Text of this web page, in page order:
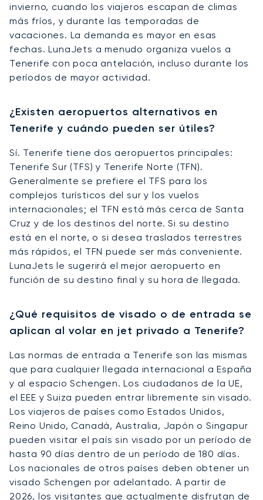
invierno, cuando los viajeros escapan de climas
más fríos, y durante las temporadas de
vacaciones. La demanda es mayor en esas
fechas. LunaJets a menudo organiza vuelos a
Tenerife con poca antelación, incluso durante los
períodos de mayor actividad.
¿Existen aeropuertos alternativos en
Tenerife y cuándo pueden ser útiles?
Sí. Tenerife tiene dos aeropuertos principales:
Tenerife Sur (TFS) y Tenerife Norte (TFN).
Generalmente se prefiere el TFS para los
complejos turísticos del sur y los vuelos
internacionales; el TFN está más cerca de Santa
Cruz y de los destinos del norte. Si su destino
está en el norte, o si desea traslados terrestres
más rápidos, el TFN puede ser más conveniente.
LunaJets le sugerirá el mejor aeropuerto en
función de su destino final y su hora de llegada.
¿Qué requisitos de visado o de entrada se
aplican al volar en jet privado a Tenerife?
Las normas de entrada a Tenerife son las mismas
que para cualquier llegada internacional a España
y al espacio Schengen. Los ciudadanos de la UE,
el EEE y Suiza pueden entrar libremente sin visado.
Los viajeros de países como Estados Unidos,
Reino Unido, Canadá, Australia, Japón o Singapur
pueden visitar el país sin visado por un período de
hasta 90 días dentro de un período de 180 días.
Los nacionales de otros países deben obtener un
visado Schengen por adelantado. A partir de
2026, los visitantes que actualmente disfrutan de